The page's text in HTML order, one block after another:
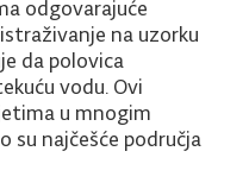
odgovarajuće
na uzorku
da polovica
vodu. Ovi
u mnogim
su najčešće područja